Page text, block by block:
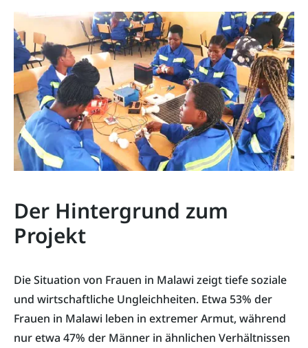
Der Hintergrund zum
Projekt
Die Situation von Frauen in Malawi zeigt tiefe soziale
und wirtschaftliche Ungleichheiten. Etwa 53% der
Frauen in Malawi leben in extremer Armut, während
nur etwa 47% der Männer in ähnlichen Verhältnissen